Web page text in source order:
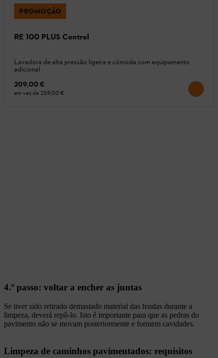
PROMOÇÃO
RE 100 PLUS Control
Lavadora de alta pressão ligeira e cómoda com equipamento
adicional
209,00 €
em vez de 259,00 €
4.º passo: voltar a encher as juntas
Se tiver sido retirado demasiado material das fendas durante a
limpeza, deverá repô-lo. Isto é importante para que as pedras do
pavimento não se movam posteriormente e formem cavidades.
Limpeza de caminhos pavimentados: requisitos